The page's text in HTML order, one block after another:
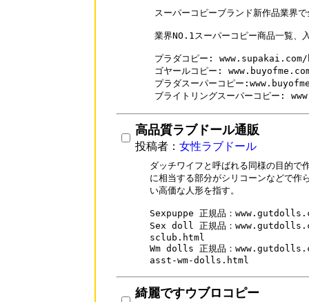
スーパーコピーブランド新作品業界
業界NO.1スーパーコピー商品一覧、
プラダコピー:
ゴヤールコピー:
プラダスーパーコピー
ブライトリングスーパーコピー
高品質ラブドール通販
投稿者： 女性ラブドール
ダッチワイフと呼ばれる同様の目的で
に相当する部分がシリコーンなどで作
い高価な人形を指す。
Sexpuppe 正規品：
Sex doll 正規品：
sclub.html
Wm dolls 正規品：
asst-wm-dolls.html
綺麗ですウブロコピー